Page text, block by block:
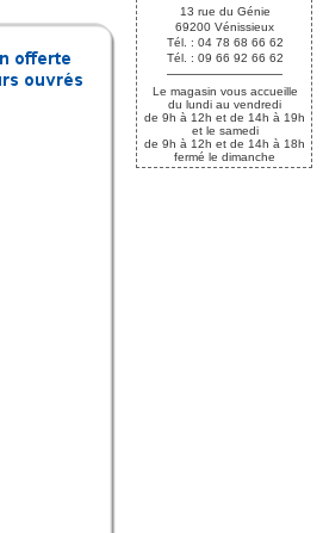
13 rue du Génie
69200 Vénissieux
Tél. : 04 78 68 66 62
Tél. : 09 66 92 66 62
Le magasin vous accueille
du lundi au vendredi
de 9h à 12h et de 14h à 19h
et le samedi
de 9h à 12h et de 14h à 18h
fermé le dimanche